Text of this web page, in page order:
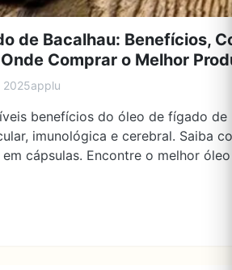
de Bacalhau: Benefícios,
Comprar o Melhor
2025applu
benefícios do óleo de fígado
imunológica e cerebral. Saiba
cápsulas. Encontre o melhor